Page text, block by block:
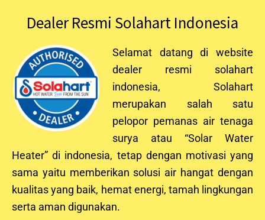
Dealer Resmi Solahart Indonesia
Selamat datang di website
dealer resmi solahart
indonesia, Solahart
merupakan salah satu
pelopor pemanas air tenaga
surya atau “Solar Water
Heater” di indonesia, tetap dengan motivasi yang
sama yaitu memberikan solusi air hangat dengan
kualitas yang baik, hemat energi, tamah lingkungan
serta aman digunakan.